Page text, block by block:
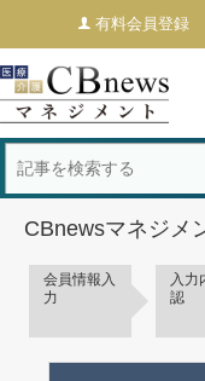
有料会員登録
CBnewsマネジメ
会員情報入
力
入力
認